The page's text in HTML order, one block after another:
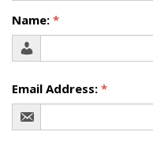
Name: *
Email Address: *